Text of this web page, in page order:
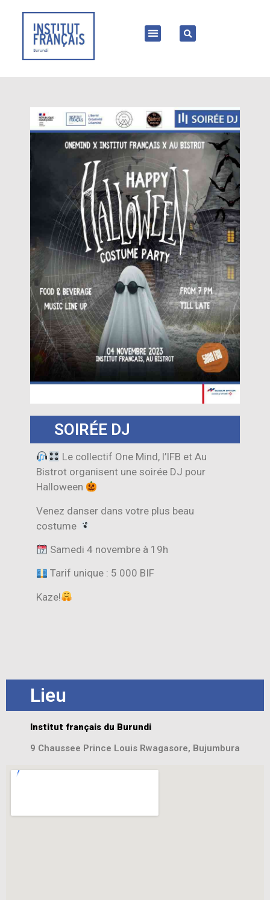
SOIRÉE DJ
Le collectif One Mind, l’IFB et Au
Bistrot organisent une soirée DJ pour
Halloween
Venez danser dans votre plus beau
costume
Samedi 4 novembre à 19h
Tarif unique : 5 000 BIF
Kaze!
Lieu
Institut français du Burundi
9 Chaussee Prince Louis Rwagasore, Bujumbura